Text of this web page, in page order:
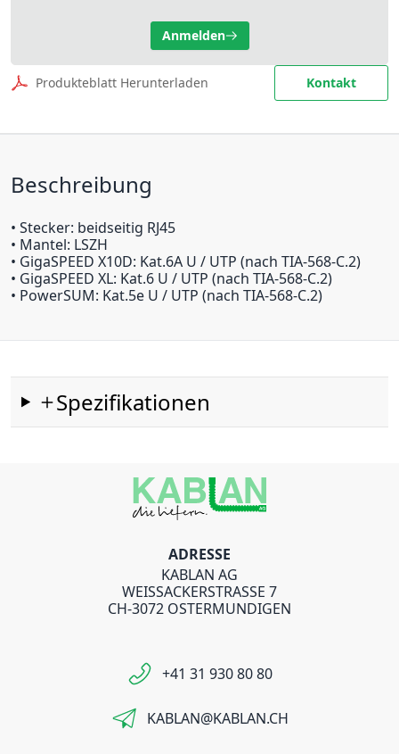
Anmelden
Produkteblatt Herunterladen Kontakt
Beschreibung
• Stecker: beidseitig RJ45
• Mantel: LSZH
• GigaSPEED X10D: Kat.6A U / UTP (nach TIA-568-C.2)
• GigaSPEED XL: Kat.6 U / UTP (nach TIA-568-C.2)
• PowerSUM: Kat.5e U / UTP (nach TIA-568-C.2)
Spezifikationen
ADRESSE
KABLAN AG
WEISSACKERSTRASSE 7
CH-3072 OSTERMUNDIGEN
+41 31 930 80 80
KABLAN@KABLAN.CH